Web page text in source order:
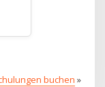
buchen »